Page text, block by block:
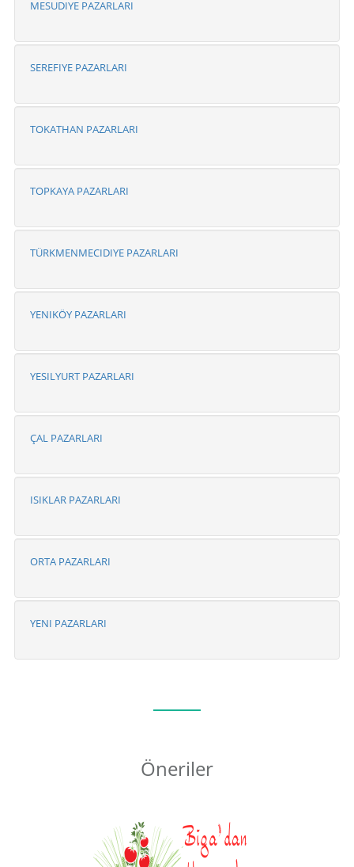
MESUDIYE PAZARLARI
SEREFIYE PAZARLARI
TOKATHAN PAZARLARI
TOPKAYA PAZARLARI
TÜRKMENMECIDIYE PAZARLARI
YENIKÖY PAZARLARI
YESILYURT PAZARLARI
ÇAL PAZARLARI
ISIKLAR PAZARLARI
ORTA PAZARLARI
YENI PAZARLARI
Öneriler